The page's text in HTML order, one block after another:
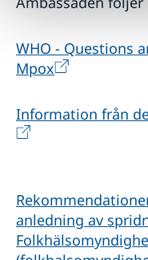
WHO - Questions
Mpox
Information från
anledning av